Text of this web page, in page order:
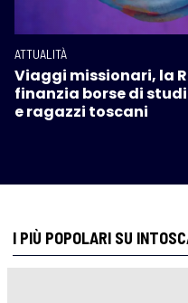
ATTUALITÀ
Viaggi missionari, la
finanzia borse di
e ragazzi toscani
I PIÙ POPOLARI SU